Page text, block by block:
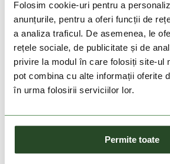
Folosim cookie-uri pentru a
anunțurile, pentru a oferi funcții de
a analiza traficul. De asemenea, le
rețele sociale, de publicitate și de
privire la modul în care folosiți site-ul
pot combina cu alte informații oferite
în urma folosirii serviciilor lor.
Permite toate
DOAR ONLINE
-20%
HELLY HANSEN
529 Lei 423 Lei
DOAR
-40%